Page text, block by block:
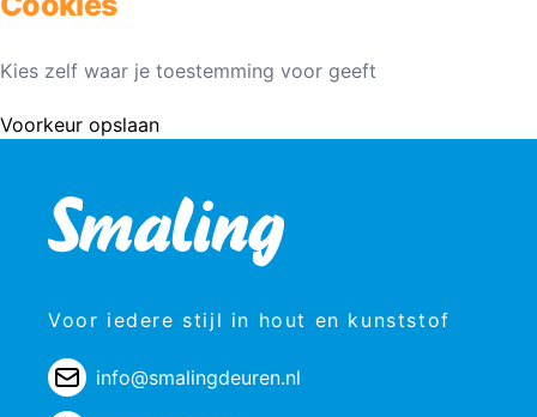
Kies zelf waar je toestemming voor geeft
Voorkeur opslaan
Voor iedere stijl in hout en kunststof
info@smalingdeuren.nl